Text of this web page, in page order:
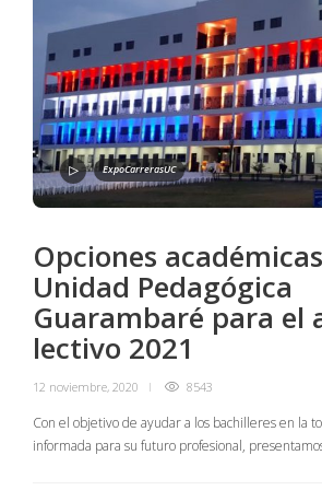
ExpoCarrerasUC
Opciones
Unidad Pedagógica
Guarambaré para el
lectivo 2021
12 noviembre, 2020 8543
Con el objetivo de ayudar a los bachilleres en la
informada para su futuro profesional,